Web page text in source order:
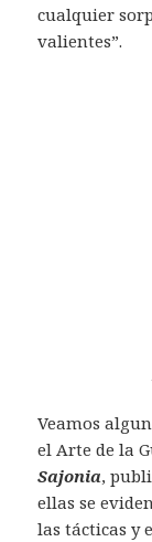
cualquier
valientes”.
Veamos
el Arte de la
Sajonia,
ellas se
las tácticas y